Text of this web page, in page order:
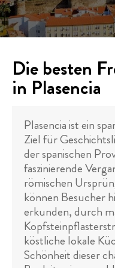
Die besten
in Plasencia
Plasencia ist ein
Ziel für
der spanischen
faszinierende
römischen
können Besucher
erkunden, durch
köstliche lokale
Schönheit dieser